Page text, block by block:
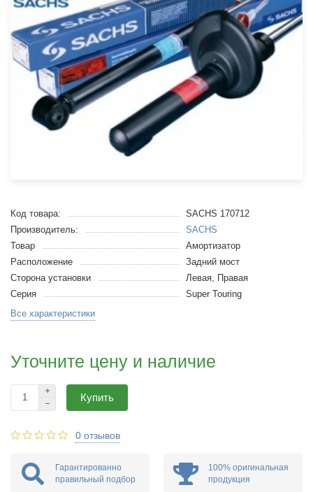
Код товара:
SACHS 170712
Производитель:
SACHS
Товар
Амортизатор
Расположение
Задний мост
Сторона установки
Левая, Правая
Серия
Super Touring
Все характеристики
Уточните цену и наличие
Купить
0 отзывов
Гарантированно
правильный подбор
100% оригинальная
продукция